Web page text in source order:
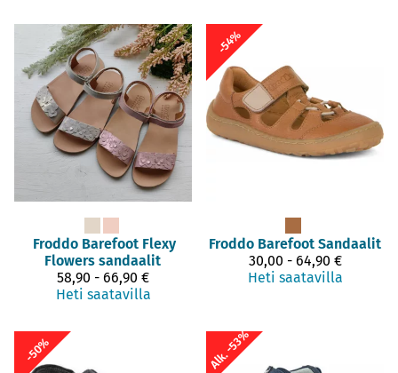
Froddo Barefoot Flexy
Flowers sandaalit
58,90 - 66,90 €
Heti saatavilla
-54%
Froddo Barefoot Sandaalit
30,00 - 64,90 €
Heti saatavilla
-50% Alk. -53%